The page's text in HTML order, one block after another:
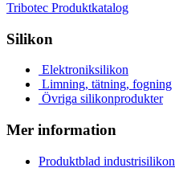
Tribotec Produktkatalog
Silikon
Elektroniksilikon
Limning, tätning, fogning
Övriga silikonprodukter
Mer information
Produktblad industrisilikon